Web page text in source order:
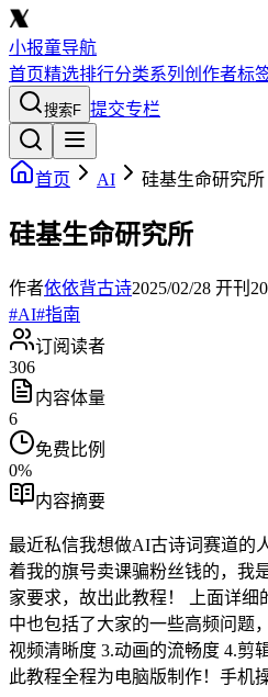
小报童导航
首页精选排行分类系列 创作者标
搜索F 提交专栏
首页 AI 硅基生命研究所
硅基生命研究所
作者依依背古诗2025/02/28 开刊
#AI#指南
订阅读者
306
内容体量
6
免费比例
0%
内容摘要
最近私信我想做AI古诗词赛道的
着我的旗号卖课骗粉丝钱的，我
家要求，故出此教程！ 上面详细
中也包括了大家的一些高频问题
视频清晰度 3.动画的流畅度 4.剪
此教程全程为电脑版制作！手机